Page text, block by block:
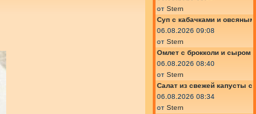
от Stern
Суп с кабачками и
06.08.2026 09:08
от Stern
Омлет с брокколи и сыром
06.08.2026 08:40
от Stern
Салат из свежей капусты
06.08.2026 08:34
от Stern